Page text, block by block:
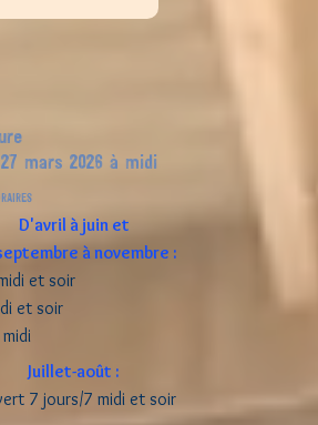
mars 2026 à midi
D'avril à juin et
à novembre :
et soir
et soir
Juillet-août :
7 jours/7 midi et soir